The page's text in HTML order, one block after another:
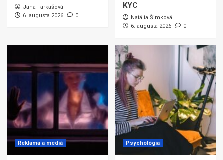
Jana Farkašová
6. augusta 2026
0
KYC
Natália Šimková
6. augusta 2026
0
Reklama a médiá Psychológia